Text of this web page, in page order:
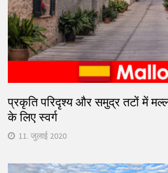
प्रकृति परिदृश्य और समुद्र तटों में
के लिए स्वर्ग
11. जुलाई 2020